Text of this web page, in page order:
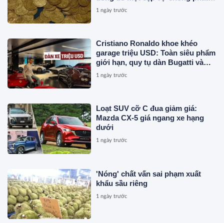
hiện khi thay sàn nhà
1 ngày trước
Cristiano Ronaldo khoe khéo
garage triệu USD: Toàn siêu phẩm
giới hạn, quy tụ dàn Bugatti và
Ferrari đắt đỏ
1 ngày trước
Loạt SUV cỡ C đua giảm giá:
Mazda CX-5 giá ngang xe hạng
dưới
1 ngày trước
'Nóng' chất vấn sai phạm xuất
khẩu sầu riêng
1 ngày trước